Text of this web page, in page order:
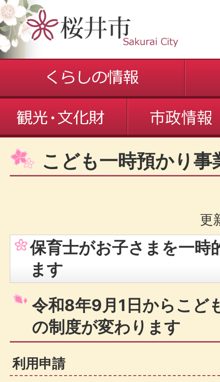
こども一時預かり事
更
保育士がお子さまを一時
ます
令和8年9月1日からこど
の制度が変わります
利用申請